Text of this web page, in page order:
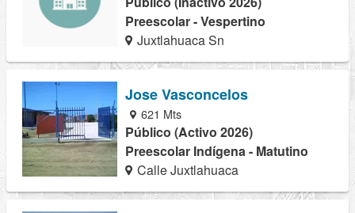
Preescolar - Vespertino
Juxtlahuaca Sn
Jose Vasconcelos
621 Mts
Público (Activo 2026)
Preescolar Indígena - Matutino
Calle Juxtlahuaca